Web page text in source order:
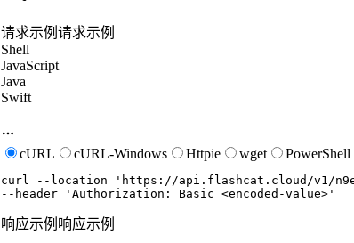
请求示例 请求示例
Shell
JavaScript
Java
Swift
cURL cURL-Windows Httpie wget PowerShell
curl --location 'https://api.flashcat.cloud/v1/n9e/
--header
'Authorization: Basic <encoded-value>'
响应示例 响应示例